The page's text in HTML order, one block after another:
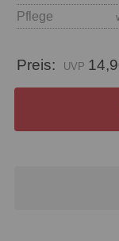
Pflege
Preis: